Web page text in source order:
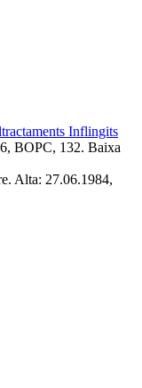
Inflingits
BOPC, 132. Baixa
Alta: 27.06.1984,